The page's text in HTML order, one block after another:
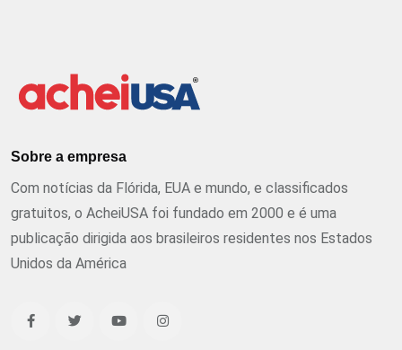
Sobre a empresa
Com notícias da Flórida, EUA e mundo, e classificados
gratuitos, o AcheiUSA foi fundado em 2000 e é uma
publicação dirigida aos brasileiros residentes nos Estados
Unidos da América